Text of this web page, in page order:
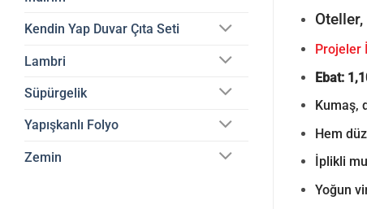
Kendin Yap Duvar Çıta Seti
Lambri
Süpürgelik
Yapışkanlı Folyo
Zemin
Projeler
Ebat:
Kumaş,
Hem
İplikli
Yoğun